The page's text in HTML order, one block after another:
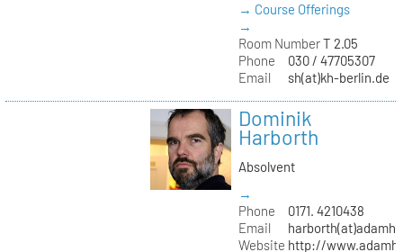
→ Course Offerings
→
Room NumberT 2.05
Phone
030 / 47705307
Email
sh(at)kh-berlin.de
Dominik
Harborth
Absolvent
→
Phone
0171. 4210438
Email
Website http://